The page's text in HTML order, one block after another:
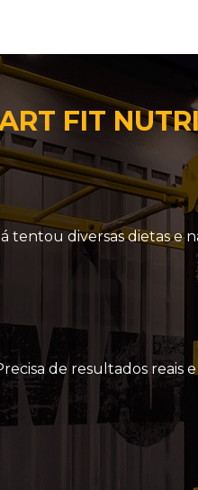
FIT
tentou diversas dietas e
de resultados reais